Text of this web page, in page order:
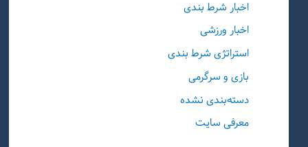
اخبار شرط بندی
اخبار ورزشی
استراتژی شرط بندی
بازی و سرگرمی
دسته‌بندی نشده
معرفی سایت